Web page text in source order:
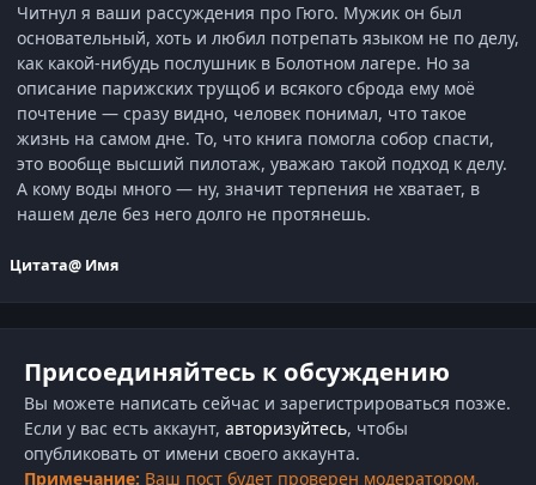
Читнул я ваши рассуждения про Гюго. Мужик он был
основательный, хоть и любил потрепать языком не по делу,
как какой-нибудь послушник в Болотном лагере. Но за
описание парижских трущоб и всякого сброда ему моё
почтение — сразу видно, человек понимал, что такое
жизнь на самом дне. То, что книга помогла собор спасти,
это вообще высший пилотаж, уважаю такой подход к делу.
А кому воды много — ну, значит терпения не хватает, в
нашем деле без него долго не протянешь.
Цитата@ Имя
Присоединяйтесь к обсуждению
Вы можете написать сейчас и зарегистрироваться позже.
Если у вас есть аккаунт, авторизуйтесь, чтобы
опубликовать от имени своего аккаунта.
Примечание: Ваш пост будет проверен модератором,